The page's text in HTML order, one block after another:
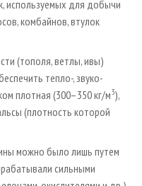
используемых для добычи
комбайнов, втулок
(тополя, ветлы, ивы)
тепло-, звуко-
плотная (300–350 кг/м3),
(плотность которой
можно было лишь путем
сильными